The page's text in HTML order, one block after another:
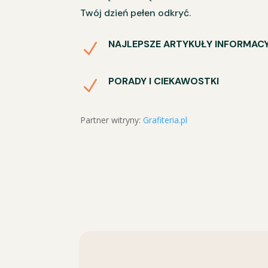
Twój dzień pełen odkryć.
N NAJLEPSZE ARTYKUŁY
N PORADY I CIEKAWOSTKI
Partner witryny:Grafiteria.pl